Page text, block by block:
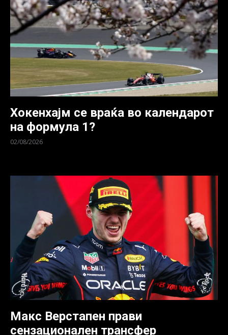
Хокенхајм се враќа во календарот
на формула 1?
02/08/2026
Макс Верстапен прави
сензационален трансфер